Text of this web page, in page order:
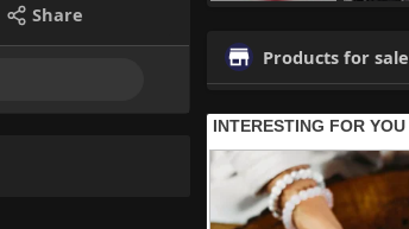
Share
Products for sale